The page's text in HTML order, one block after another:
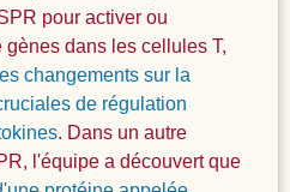
pour activer ou
dans les cellules T,
changements sur la
de régulation
. Dans un autre
l'équipe a découvert que